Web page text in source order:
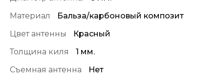
Материал
Бальза/карбоновый композит
Цвет антенны
Красный
Толщина киля
1 мм.
Съемная антенна
Нет